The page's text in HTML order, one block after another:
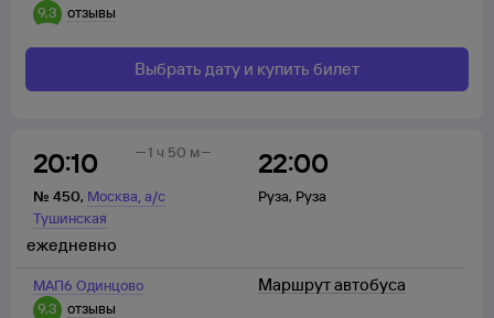
9,3
отзывы
Выбрать дату и купить билет
20:10
№ 450, Москва,а/с
Тушинская
22:00
Руза, Руза
1 ч 50 м
МАП6 Одинцово
9,3
отзывы
ежедневно
Маршрут автобуса